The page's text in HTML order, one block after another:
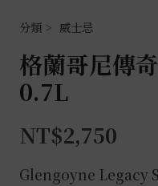
威士忌
格蘭哥尼傳
0.7L
NT$2,750
Glengoyne Legacy